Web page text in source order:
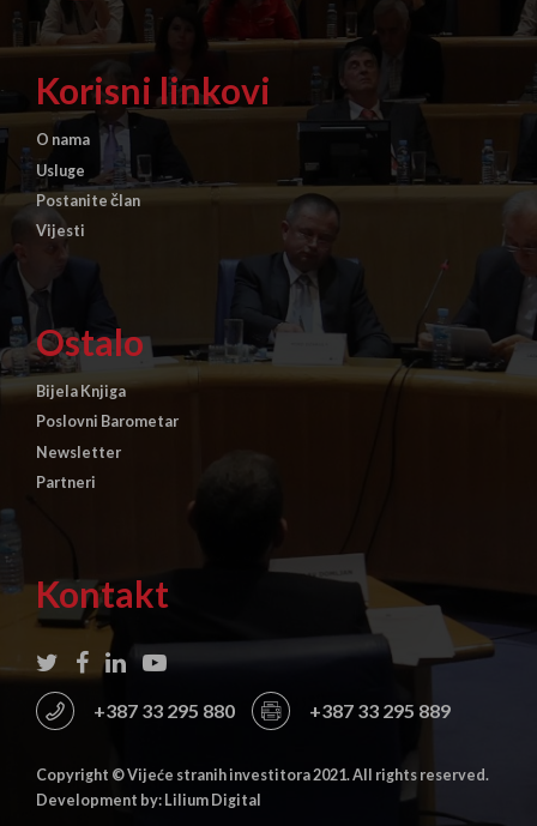
Korisni linkovi
O nama
Usluge
Postanite član
Vijesti
Ostalo
Bijela Knjiga
Poslovni Barometar
Newsletter
Partneri
Kontakt
+387 33 295 880 +387 33 295 889
Copyright © Vijeće stranih investitora 2021. All rights reserved.
Development by: Lilium Digital